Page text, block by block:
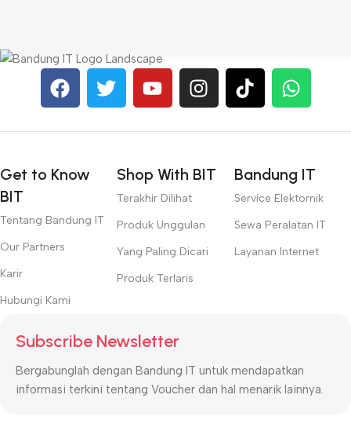
Get to Know
BIT
Tentang Bandung IT
Our Partners
Karir
Hubungi Kami
Shop With BIT
Terakhir Dilihat
Produk Unggulan
Yang Paling Dicari
Produk Terlaris
Bandung IT
Service Elektornik
Sewa Peralatan IT
Layanan Internet
Subscribe Newsletter
Bergabunglah dengan Bandung IT untuk mendapatkan
informasi terkini tentang Voucher dan hal menarik lainnya.